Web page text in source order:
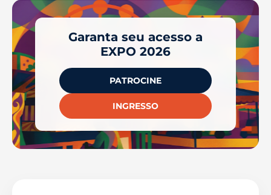
Garanta seu acesso a
EXPO 2026
PATROCINE
INGRESSO